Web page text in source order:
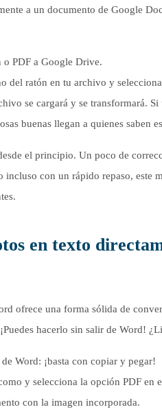
a un documento de Google
PDF a Google Drive.
del ratón en tu archivo y
se cargará y se transformará.
buenas llegan a quienes saben
el principio. Un poco de
con un rápido repaso, este
en texto
ofrece una forma sólida de
hacerlo sin salir de Word!
Word: ¡basta con copiar y pegar!
y selecciona la opción PDF en
con la imagen incorporada.